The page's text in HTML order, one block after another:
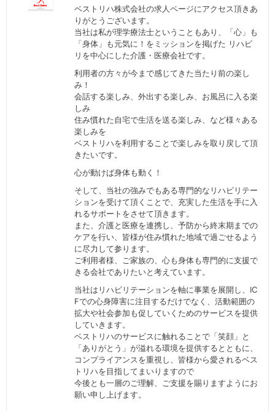
ベストリハ株式会社の求人ページにアクセス頂きあ
りがとうございます。
当社は私が理学療法士ということもあり、「心」も
「身体」も元気に！をミッションを掲げた リハビ
リを中心にした介護・医療会社です。
利用者の方々が今まで感じてきた当たり前の楽し
み！
会話する楽しみ、外出する楽しみ、お風呂に入る楽
しみ
住み慣れた自宅で生活を送る楽しみ、など様々ある
楽しみを
ベストリハを利用することで楽しみを取り戻して頂
きたいです。
心が動けば身体も動く！
そして、当社の強みでもある専門的なリハビリテー
ションを受けて頂くことで、充実した生活を手に入
れるサポートをさせて頂きます。
また、介護と医療を連携し、予防から終末期までの
ケアを行い、皆様が住み慣れた地域で過ごせるよう
に尽力して参ります。
ご利用者様、ご家族の、心も身体も専門的に支援で
きる会社でありたいと考えています。
当社はリハビリテーションを軸に事業を展開し、IC
Fでの心身障害に注目するだけでなく、活動範囲の
拡大や社会参加も促していくためのサービスを提供
していきます。
ベストリハのサービスに触れることで「笑顔」と
「ありがとう」が溢れる環境を提供するとともに、
コンプライアンスを重視し、皆様から愛されるベス
トリハを目指してまいりますので
今後とも一層のご理解、ご支援を賜りますようにお
願い申し上げます。